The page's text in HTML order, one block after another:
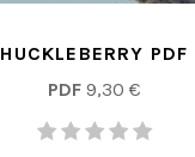
HUCKLEBERRY PDF
PDF9,30 €